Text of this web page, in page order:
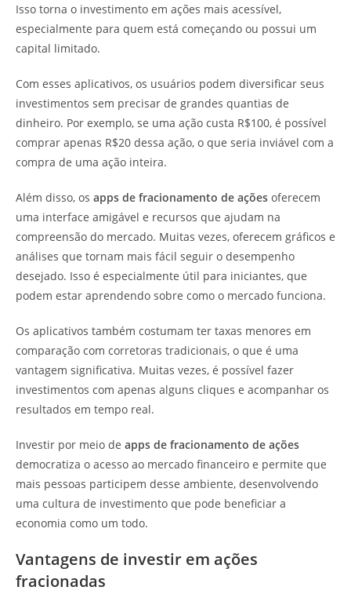
Isso torna o investimento em ações mais acessível,
especialmente para quem está começando ou possui um
capital limitado.
Com esses aplicativos, os usuários podem diversificar seus
investimentos sem precisar de grandes quantias de
dinheiro. Por exemplo, se uma ação custa R$100, é possível
comprar apenas R$20 dessa ação, o que seria inviável com a
compra de uma ação inteira.
Além disso, os apps de fracionamento de ações oferecem
uma interface amigável e recursos que ajudam na
compreensão do mercado. Muitas vezes, oferecem gráficos e
análises que tornam mais fácil seguir o desempenho
desejado. Isso é especialmente útil para iniciantes, que
podem estar aprendendo sobre como o mercado funciona.
Os aplicativos também costumam ter taxas menores em
comparação com corretoras tradicionais, o que é uma
vantagem significativa. Muitas vezes, é possível fazer
investimentos com apenas alguns cliques e acompanhar os
resultados em tempo real.
Investir por meio de apps de fracionamento de ações
democratiza o acesso ao mercado financeiro e permite que
mais pessoas participem desse ambiente, desenvolvendo
uma cultura de investimento que pode beneficiar a
economia como um todo.
Vantagens de investir em ações
fracionadas